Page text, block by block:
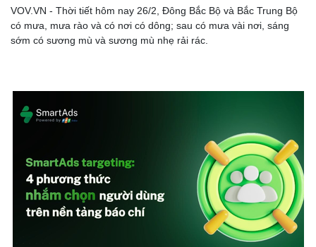
VOV.VN - Thời tiết hôm nay 26/2, Đông Bắc Bộ và Bắc Trung Bộ
có mưa, mưa rào và có nơi có dông; sau có mưa vài nơi, sáng
sớm có sương mù và sương mù nhẹ rải rác.